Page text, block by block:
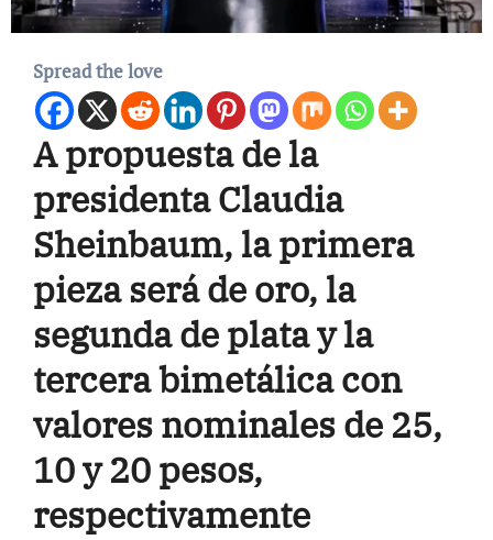
Spread the love
A propuesta de la
presidenta Claudia
Sheinbaum, la primera
pieza será de oro, la
segunda de plata y la
tercera bimetálica con
valores nominales de 25,
10 y 20 pesos,
respectivamente